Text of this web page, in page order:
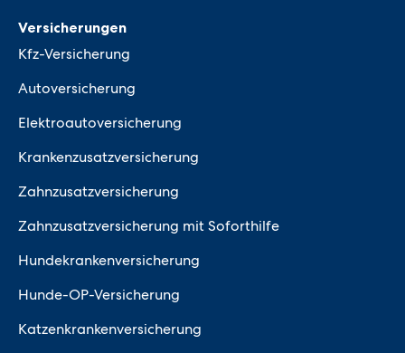
Versicherungen
Kfz-Versicherung
Autoversicherung
Elektroautoversicherung
Krankenzusatzversicherung
Zahnzusatzversicherung
Zahnzusatzversicherung mit Soforthilfe
Hundekrankenversicherung
Hunde-OP-Versicherung
Katzenkrankenversicherung